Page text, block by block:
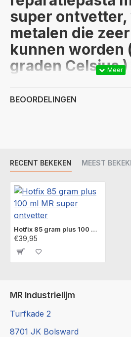
super ontvetter,
metalen die
kunnen worden
graden Celsius )
is geschikt voor voorwerpen die
en kapotte delen van
ovens, barbecues,
fonduesets etc.
KAN HOTFIX TEGEN HOGE
HotFix is bestand tegen
graden Celsius en hardt uit
begint pas boven de 1400
vervormen.
BEOORDELINGEN
RECENT BEKEKEN MEEST
Hotfix 85 gram plus 100 ml MR super ontvetter
€39,95
MR Industrielijm
Turfkade 2
8701 JK Bolsward